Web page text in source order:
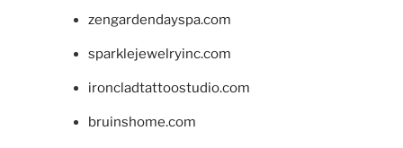
zengardendayspa.com
sparklejewelryinc.com
ironcladtattoostudio.com
bruinshome.com